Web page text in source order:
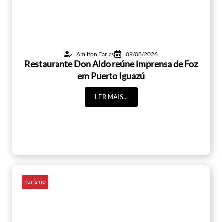
Amilton Farias 09/08/2026
Restaurante Don Aldo reúne imprensa de Foz
em Puerto Iguazú
LER MAIS...
Turismo